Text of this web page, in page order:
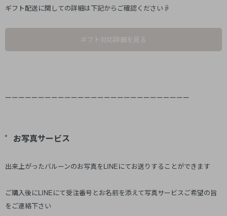
ギフト配送に関しての詳細は下記からご確認ください☟
ギフト対応詳細を見る
ーーーーーーーーーーーーーーーーーーーーーーーーーーーー
゜お写真サービス
出来上がったバルーンのお写真をLINEにてお送りすることができます
ご購入後にLINEにて受注番号とお名前を添えて写真サービスご希望の旨
をご連絡下さい